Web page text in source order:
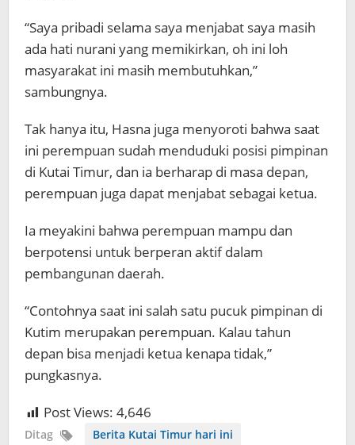
“Saya pribadi selama saya menjabat saya masih
ada hati nurani yang memikirkan, oh ini loh
masyarakat ini masih membutuhkan,”
sambungnya.
Tak hanya itu, Hasna juga menyoroti bahwa saat
ini perempuan sudah menduduki posisi pimpinan
di Kutai Timur, dan ia berharap di masa depan,
perempuan juga dapat menjabat sebagai ketua.
Ia meyakini bahwa perempuan mampu dan
berpotensi untuk berperan aktif dalam
pembangunan daerah.
“Contohnya saat ini salah satu pucuk pimpinan di
Kutim merupakan perempuan. Kalau tahun
depan bisa menjadi ketua kenapa tidak,”
pungkasnya.
Post Views: 4,646
Ditag Berita Kutai Timur hari ini